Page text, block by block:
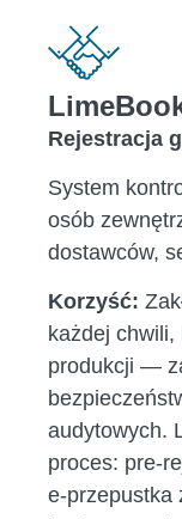
Rejestracja
System
osób
dostawców,
Korzyść:
każdej
produkcji —
audytowych.
proces: pre-
e-przepustka